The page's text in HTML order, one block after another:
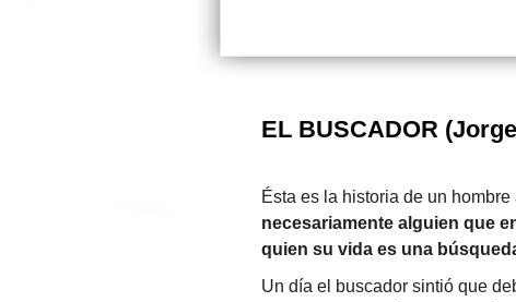
EL BUSCADOR
Ésta es la historia de un
necesariamente alguien que
quien su vida es una
Un día el buscador sintió que